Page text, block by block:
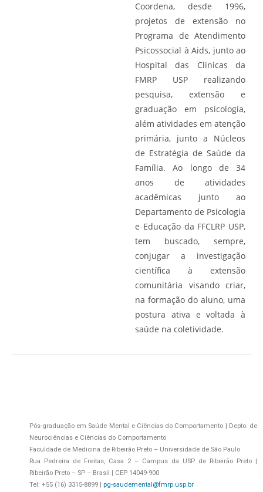
Coordena, desde 1996,
projetos de extensão no
Programa de Atendimento
Psicossocial à Aids, junto ao
Hospital das Clinicas da
FMRP USP realizando
pesquisa, extensão e
graduação em psicologia,
além atividades em atenção
primária, junto a Núcleos
de Estratégia de Saúde da
Família. Ao longo de 34
anos de atividades
acadêmicas junto ao
Departamento de Psicologia
e Educação da FFCLRP USP,
tem buscado, sempre,
conjugar a investigação
científica à extensão
comunitária visando criar,
na formação do aluno, uma
postura ativa e voltada à
saúde na coletividade.
Pós-graduação em Saúde Mental e Ciências do Comportamento | Depto. de
Neurociências e Ciências do Comportamento
Faculdade de Medicina de Ribeirão Preto – Universidade de São Paulo
Rua Pedreira de Freitas, Casa 2 – Campus da USP de Ribeirão Preto |
Ribeirão Preto – SP – Brasil | CEP 14049-900
Tel: +55 (16) 3315-8899 | pg-saudemental@fmrp.usp.br